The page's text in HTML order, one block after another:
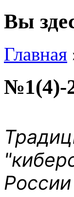
Вы
Главная
№1(4)-